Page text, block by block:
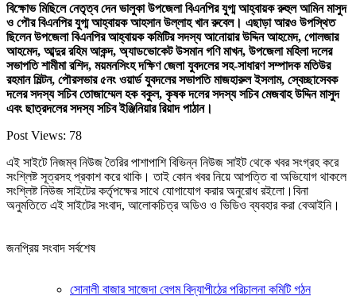
বিক্ষোভ মিছিলে নেতৃত্ব দেন ভালুকা উপজেলা বিএনপির যুগ্ম আহ্বায়ক রুহুল আমিন মাসুদ
ও পৌর বিএনপির যুগ্ম আহ্বায়ক আহসান উল্লাহ খান রুবেল। এছাড়া আরও উপস্থিত
ছিলেন উপজেলা বিএনপির আহ্বায়ক কমিটির সদস্য আনোয়ার উদ্দিন আহমেদ, গোলজার
আহমেদ, আব্দুর রহিম আকন্দ, অ্যাডভোকেট উসমান গণি মাখন, উপজেলা মহিলা দলের
সভাপতি শামীমা রশিদ, ময়মনসিংহ দক্ষিণ জেলা যুবদলের সহ-সাধারণ সম্পাদক মতিউর
রহমান মিল্টন, পৌরসভার ৫নং ওয়ার্ড যুবদলের সভাপতি মাজহারুল ইসলাম, স্বেচ্ছাসেবক
দলের সদস্য সচিব তোজাম্মেল হক বকুল, কৃষক দলের সদস্য সচিব মেজবাহ উদ্দিন মাসুদ
এবং ছাত্রদলের সদস্য সচিব ইঞ্জিনিয়ার রিয়াদ পাঠান।
Post Views: 78
এই সাইটে নিজম্ব নিউজ তৈরির পাশাপাশি বিভিন্ন নিউজ সাইট থেকে খবর সংগ্রহ করে
সংশ্লিষ্ট সূত্রসহ প্রকাশ করে থাকি। তাই কোন খবর নিয়ে আপত্তি বা অভিযোগ থাকলে
সংশ্লিষ্ট নিউজ সাইটের কর্তৃপক্ষের সাথে যোগাযোগ করার অনুরোধ রইলো।বিনা
অনুমতিতে এই সাইটের সংবাদ, আলোকচিত্র অডিও ও ভিডিও ব্যবহার করা বেআইনি।
জনপ্রিয় সংবাদ সর্বশেষ
সোনালী বাজার সাজেদা বেগম বিদ্যাপীঠের পরিচালনা কমিটি গঠন